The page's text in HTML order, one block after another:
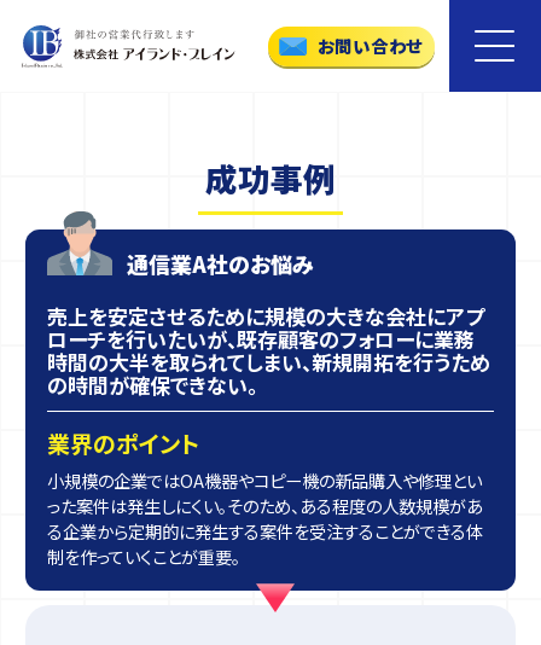
お問い合わせ メ
ュ
る
成功事例
通信業A社のお悩み
売上を安定させるために規模の大きな会社にアプ
ローチを行いたいが、既存顧客のフォローに業務
時間の大半を取られてしまい、新規開拓を行うため
の時間が確保できない。
業界のポイント
小規模の企業ではOA機器やコピー機の新品購入や修理とい
った案件は発生しにくい。そのため、ある程度の人数規模があ
る企業から定期的に発生する案件を受注することができる体
制を作っていくことが重要。